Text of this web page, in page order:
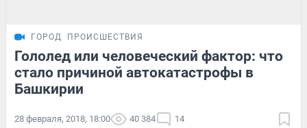
ГОРОД ПРОИСШЕСТВИЯ
Гололед или человеческий фактор: что
стало причиной автокатастрофы в
Башкирии
28 февраля, 2018, 18:00 40 384 14